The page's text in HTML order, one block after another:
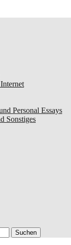
Personal Essays
Sonstiges